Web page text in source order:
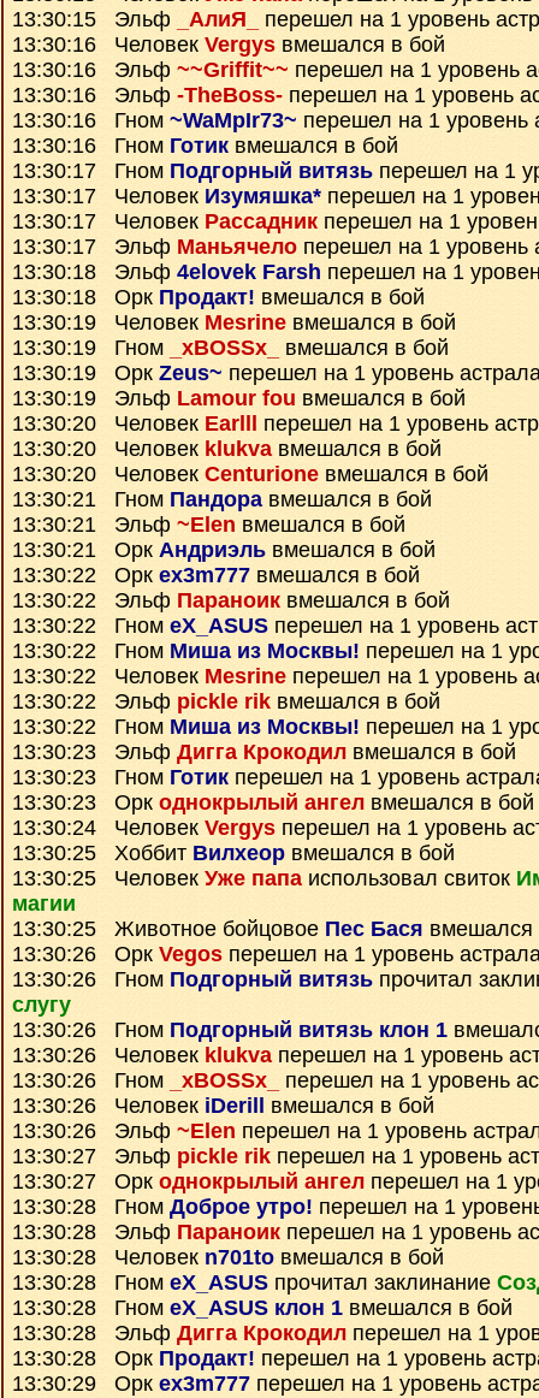
13:30:15 Эльф
_АлиЯ_
перешел на 1 уровень
13:30:16 Человек Vergys вмешался в бой
13:30:16 Эльф ~~Griffit~~ перешел на 1 уровень
13:30:16 Эльф -TheBoss- перешел на 1 уровень
13:30:16 Гном ~WaMpIr73~ перешел на 1 уровень
13:30:16 Гном Готик вмешался в бой
13:30:17 Гном Подгорный витязь перешел на 1
13:30:17 Человек Изумяшка* перешел на 1
13:30:17 Человек Рассадник перешел на 1
13:30:17 Эльф Маньячело перешел на 1 уровень
13:30:18 Эльф 4elovek Farsh перешел на 1
13:30:18 Орк Продакт! вмешался в бой
13:30:19 Человек Mesrine вмешался в бой
13:30:19 Гном
_xBOSSx_
вмешался в бой
13:30:19 Орк Zeus~ перешел на 1 уровень
13:30:19 Эльф Lamour fou вмешался в бой
13:30:20 Человек Earlll
перешел на 1 уровень
13:30:20 Человек klukvaвмешался в бой
13:30:20 Человек Centurione вмешался в бой
13:30:21 Гном Пандоравмешался в бой
13:30:21 Эльф ~Elen вмешался в бой
13:30:21 Орк Андриэль вмешался в бой
13:30:22 Орк ex3m777 вмешался в бой
13:30:22 Эльф Параноик вмешался в бой
13:30:22 Гном eX_ASUS перешел на 1 уровень
13:30:22 Гном Миша из Москвы! перешел на 1
13:30:22 Человек Mesrine перешел на 1 уровень
13:30:22 Эльф pickle rik вмешался в бой
13:30:22 Гном Миша из Москвы! перешел на 1
13:30:23 Эльф Дигга Крокодил вмешался в бой
13:30:23 Гном Готик перешел на 1 уровень
13:30:23 Орк однокрылый ангел вмешался в бой
13:30:24 Человек Vergys перешел на 1 уровень
13:30:25 Хоббит Вилхеор вмешался в бой
13:30:25 Человек Уже папаиспользовал свиток
магии
13:30:25 Животное бойцовое Пес Бася вмешался
13:30:26 Орк Vegos перешел на 1 уровень
13:30:26 Гном Подгорный витязь прочитал
слугу
13:30:26 Гном Подгорный витязь клон 1
13:30:26 Человек klukvaперешел на 1 уровень
13:30:26 Гном
_xBOSSx_
перешел на 1 уровень
13:30:26 Человек iDerill
вмешался в бой
13:30:26 Эльф ~Elen перешел на 1 уровень
13:30:27 Эльф pickle rik перешел на 1 уровень
13:30:27 Орк однокрылый ангел перешел на 1
13:30:28 Гном Доброе утро! перешел на 1
13:30:28 Эльф Параноик перешел на 1 уровень
13:30:28 Человек n701to вмешался в бой
13:30:28 Гном eX_ASUS прочитал заклинание
13:30:28 Гном eX_ASUS клон 1 вмешался в бой
13:30:28 Эльф Дигга Крокодил перешел на 1
13:30:28 Орк Продакт! перешел на 1 уровень
13:30:29 Орк ex3m777 перешел на 1 уровень